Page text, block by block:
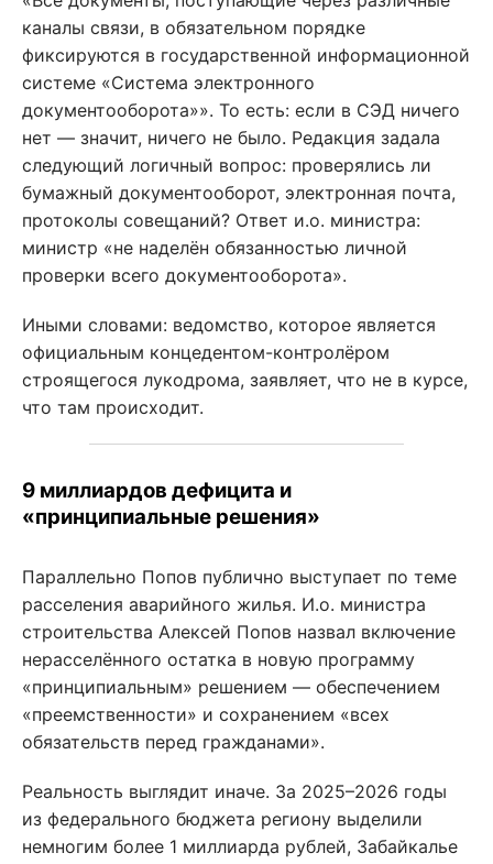
каналы связи, в обязательном порядке
фиксируются в государственной информационной
системе «Система электронного
документооборота»». То есть: если в СЭД ничего
нет — значит, ничего не было. Редакция задала
следующий логичный вопрос: проверялись ли
бумажный документооборот, электронная почта,
протоколы совещаний? Ответ и.о. министра:
министр «не наделён обязанностью личной
проверки всего документооборота».
Иными словами: ведомство, которое является
официальным концедентом-контролёром
строящегося лукодрома, заявляет, что не в курсе,
что там происходит.
9 миллиардов дефицита и
«принципиальные решения»
Параллельно Попов публично выступает по теме
расселения аварийного жилья. И.о. министра
строительства Алексей Попов назвал включение
нерасселённого остатка в новую программу
«принципиальным» решением — обеспечением
«преемственности» и сохранением «всех
обязательств перед гражданами».
Реальность выглядит иначе. За 2025–2026 годы
из федерального бюджета региону выделили
немногим более 1 миллиарда рублей, Забайкалье